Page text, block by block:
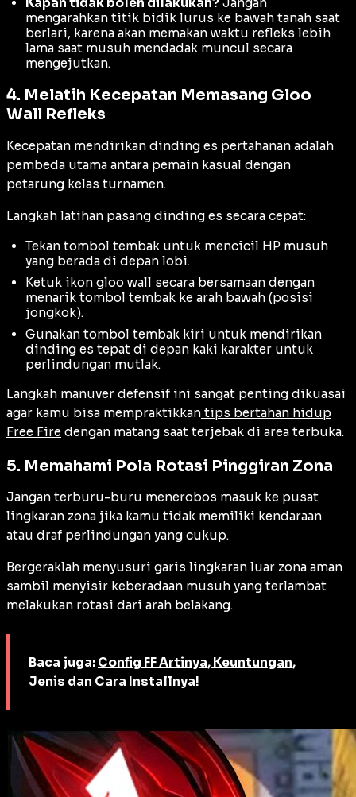
mengarahkan titik bidik lurus ke bawah tanah saat
berlari, karena akan memakan waktu refleks lebih
lama saat musuh mendadak muncul secara
mengejutkan.
4. Melatih Kecepatan Memasang Gloo
Wall Refleks
Kecepatan mendirikan dinding es pertahanan adalah
pembeda utama antara pemain kasual dengan
petarung kelas turnamen.
Langkah latihan pasang dinding es secara cepat:
Tekan tombol tembak untuk mencicil HP musuh
yang berada di depan lobi.
Ketuk ikon gloo wall secara bersamaan dengan
menarik tombol tembak ke arah bawah (posisi
jongkok).
Gunakan tombol tembak kiri untuk mendirikan
dinding es tepat di depan kaki karakter untuk
perlindungan mutlak.
Langkah manuver defensif ini sangat penting dikuasai
agar kamu bisa mempraktikkan tips bertahan hidup
Free Fire dengan matang saat terjebak di area terbuka.
5. Memahami Pola Rotasi Pinggiran Zona
Jangan terburu-buru menerobos masuk ke pusat
lingkaran zona jika kamu tidak memiliki kendaraan
atau draf perlindungan yang cukup.
Bergeraklah menyusuri garis lingkaran luar zona aman
sambil menyisir keberadaan musuh yang terlambat
melakukan rotasi dari arah belakang.
Baca juga: Config FF Artinya, Keuntungan,
Jenis dan Cara Installnya!